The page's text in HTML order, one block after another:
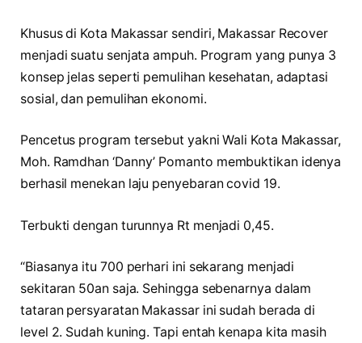
Khusus di Kota Makassar sendiri, Makassar Recover
menjadi suatu senjata ampuh. Program yang punya 3
konsep jelas seperti pemulihan kesehatan, adaptasi
sosial, dan pemulihan ekonomi.
Pencetus program tersebut yakni Wali Kota Makassar,
Moh. Ramdhan ‘Danny’ Pomanto membuktikan idenya
berhasil menekan laju penyebaran covid 19.
Terbukti dengan turunnya Rt menjadi 0,45.
“Biasanya itu 700 perhari ini sekarang menjadi
sekitaran 50an saja. Sehingga sebenarnya dalam
tataran persyaratan Makassar ini sudah berada di
level 2. Sudah kuning. Tapi entah kenapa kita masih